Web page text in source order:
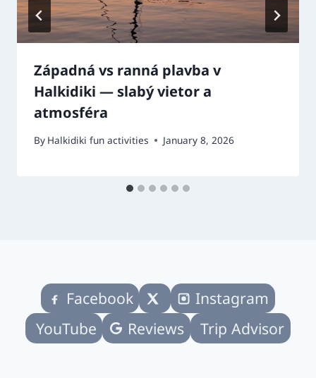
Západná vs ranná plavba v
Halkidiki — slabý vietor a
atmosféra
By Halkidiki fun activities January 8, 2026
Facebook
Instagram
YouTube
Reviews Trip Advisor